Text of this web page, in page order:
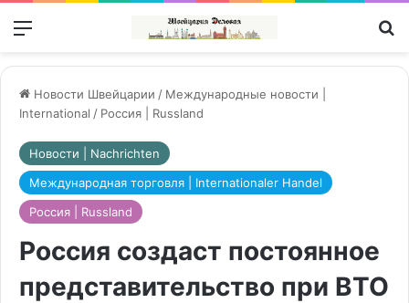
Меню
Новости Швейцарии / Международные новости |
International / Россия | Russland
Новости | Nachrichten
Международная торговля | Internationaler Handel
Россия | Russland
Россия создаст постоянное
представительство при ВТО